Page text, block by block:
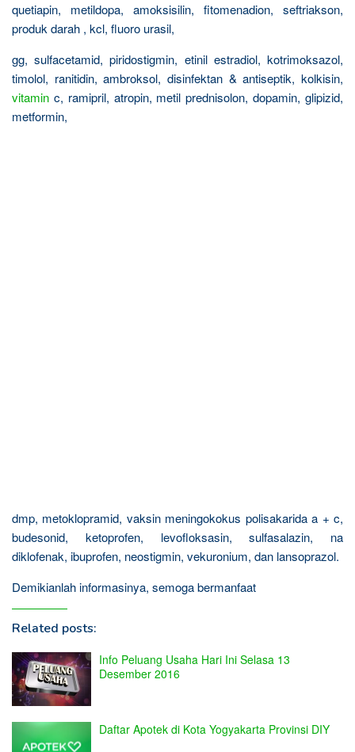
quetiapin, metildopa, amoksisilin, fitomenadion, seftriakson,
produk darah , kcl, fluoro urasil,
gg, sulfacetamid, piridostigmin, etinil estradiol, kotrimoksazol,
timolol, ranitidin, ambroksol, disinfektan & antiseptik, kolkisin,
vitamin c, ramipril, atropin, metil prednisolon, dopamin, glipizid,
metformin,
dmp, metoklopramid, vaksin meningokokus polisakarida a + c,
budesonid, ketoprofen, levofloksasin, sulfasalazin, na
diklofenak, ibuprofen, neostigmin, vekuronium, dan lansoprazol.
Demikianlah informasinya, semoga bermanfaat
Related posts:
Info Peluang Usaha Hari Ini Selasa 13
Desember 2016
Daftar Apotek di Kota Yogyakarta Provinsi DIY